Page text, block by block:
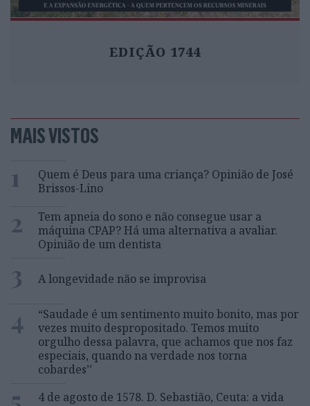
EDIÇÃO 1744
MAIS VISTOS
1
Quem é Deus para uma criança? Opinião de José
Brissos-Lino
2
Tem apneia do sono e não consegue usar a
máquina CPAP? Há uma alternativa a avaliar.
Opinião de um dentista
3 A longevidade não se improvisa
4
“Saudade é um sentimento muito bonito, mas por
vezes muito despropositado. Temos muito
orgulho dessa palavra, que achamos que nos faz
especiais, quando na verdade nos torna
cobardes’’
5
4 de agosto de 1578. D. Sebastião, Ceuta: a vida